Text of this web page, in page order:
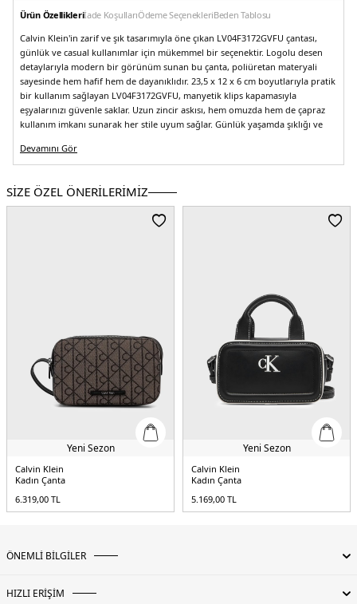
Ürün Özellikleriİade KoşullarıÖdeme SeçenekleriBeden Tablosu
Calvin Klein'in zarif ve şık tasarımıyla öne çıkan LV04F3172GVFU çantası,
günlük ve casual kullanımlar için mükemmel bir seçenektir. Logolu desen
detaylarıyla modern bir görünüm sunan bu çanta, poliüretan materyali
sayesinde hem hafif hem de dayanıklıdır. 23,5 x 12 x 6 cm boyutlarıyla pratik
bir kullanım sağlayan LV04F3172GVFU, manyetik klips kapamasıyla
eşyalarınızı güvenle saklar. Uzun zincir askısı, hem omuzda hem de çapraz
kullanım imkanı sunarak her stile uyum sağlar. Günlük yaşamda şıklığı ve
koleksiyonunda yer almayı hak ediyor.
Model:Çanta
Desen:Logolu
Ortam:Günlük/Casual
5DE2LV04F3172GVFU.121
Devamını Gör
SİZE ÖZEL ÖNERİLERİMİZ
Yeni Sezon
Calvin Klein
Kadın Çanta
6.319,00 TL
Yeni Sezon
Calvin Klein
Kadın Çanta
5.169,00 TL
ÖNEMLİ BİLGİLER
HIZLI ERİŞİM